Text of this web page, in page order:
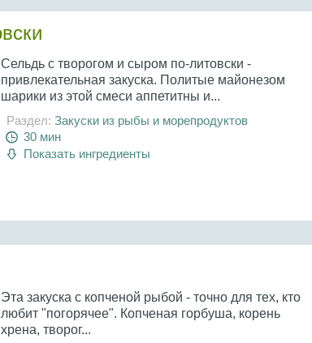
Сельдь с творогом и сыром по-литовски -
привлекательная закуска. Политые майонезом
шарики из этой смеси аппетитны и...
Раздел: Закуски из рыбы и морепродуктов
30 мин
Показать ингредиенты
Эта закуска с копченой рыбой - точно для тех, кто
любит "погорячее". Копченая горбуша, корень
хрена, творог...